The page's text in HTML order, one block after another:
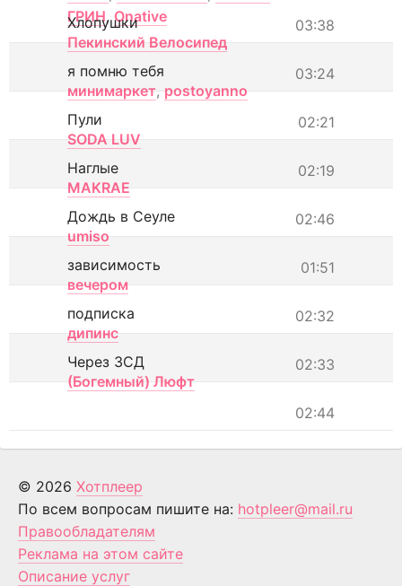
ГРИН, Onative 03:38
Хлопушки
Пекинский Велосипед
03:24
я помню тебя
минимаркет, postoyanno
02:21
Пули
SODA LUV
02:19
Наглые
MAKRAE
02:46
Дождь в Сеуле
umiso
01:51
зависимость
вечером
02:32
подписка
дипинс
02:33
Через ЗСД
(Богемный) Люфт
02:44
© 2026 Хотплеер
По всем вопросам пишите на: hotpleer@mail.ru
Правообладателям
Реклама на этом сайте
Описание услуг